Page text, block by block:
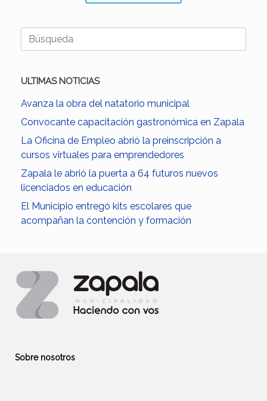
Buscar:
ULTIMAS NOTICIAS
Avanza la obra del natatorio municipal
Convocante capacitación gastronómica en Zapala
La Oficina de Empleo abrió la preinscripción a
cursos virtuales para emprendedores
Zapala le abrió la puerta a 64 futuros nuevos
licenciados en educación
El Municipio entregó kits escolares que
acompañan la contención y formación
Sobre nosotros